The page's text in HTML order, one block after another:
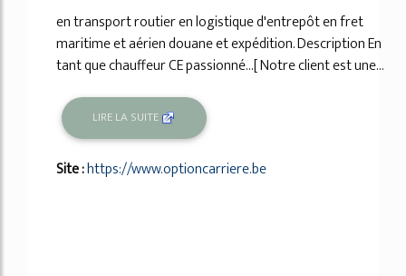
en transport routier en logistique d'entrepôt en fret
maritime et aérien douane et expédition. Description En
tant que chauffeur CE passionné...[ Notre client est une...
LIRE LA SUITE
Site :https://www.optioncarriere.be